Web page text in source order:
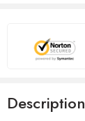
Description